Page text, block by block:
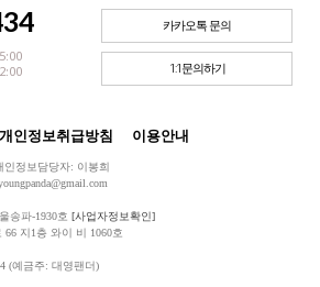
카카오톡 문의
1:1문의하기
개인정보취급방침 이용안내
정보담당자: 이봉희
송파-1930호 [사업자정보확인]
지1층 와이 비 1060호
(예금주: 대영팬더)